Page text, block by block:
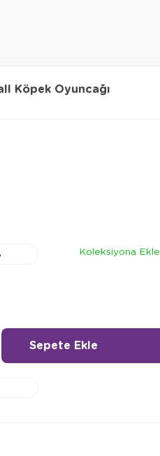
Köpek Oyuncağı
Koleksiyona Ekle